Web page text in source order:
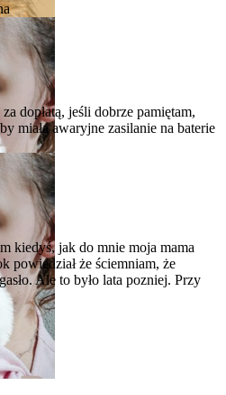
dopłatą, jeśli dobrze pamiętam,
miała awaryjne zasilanie na baterie
kiedyś, jak do mnie moja mama
powiedział że ściemniam, że
Ale to było lata pozniej. Przy